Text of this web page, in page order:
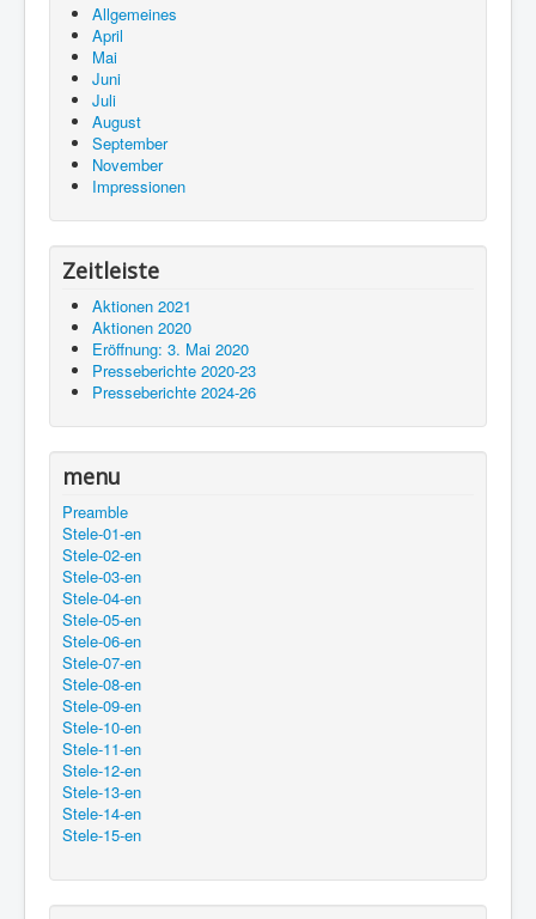
Allgemeines
April
Mai
Juni
Juli
August
September
November
Impressionen
Zeitleiste
Aktionen 2021
Aktionen 2020
Eröffnung: 3. Mai 2020
Presseberichte 2020-23
Presseberichte 2024-26
menu
Preamble
Stele-01-en
Stele-02-en
Stele-03-en
Stele-04-en
Stele-05-en
Stele-06-en
Stele-07-en
Stele-08-en
Stele-09-en
Stele-10-en
Stele-11-en
Stele-12-en
Stele-13-en
Stele-14-en
Stele-15-en